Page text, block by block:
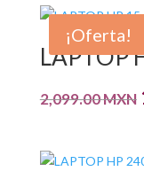
¡Oferta!
LAPTOP
2,099.00MXN